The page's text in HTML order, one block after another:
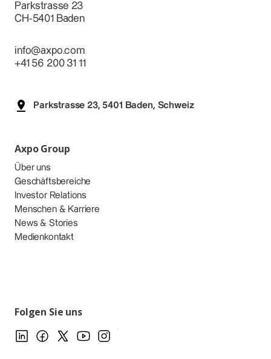
Parkstrasse 23
CH-5401 Baden
info@axpo.com
+41 56 200 31 11
Parkstrasse 23, 5401 Baden, Schweiz
Axpo Group
Über uns
Geschäftsbereiche
Investor Relations
Menschen & Karriere
News & Stories
Medienkontakt
Folgen Sie uns